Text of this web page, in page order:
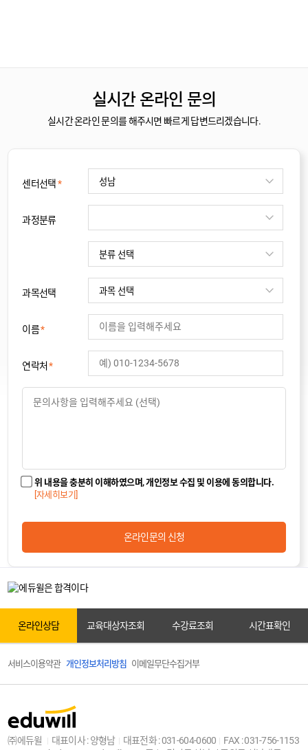
원서접수
교육대상자조회
실시간 온라인 문의
실시간 온라인 문의를 해주시면 빠르게 답변드리겠습니다.
센터선택*
과정분류
과목선택
이름*
연락처 *
위 내용을 충분히 이해하였으며, 개인정보 수집 및 이용에 동의합니다.
[자세히보기]
온라인문의 신청
온라인상담 교육대상자조회 수강료조회 시간표확인
서비스이용약관 개인정보처리방침 이메일무단수집거부
㈜에듀윌 대표이사 : 양형남 대표전화 : 031-604-0600
FAX : 031-756-1153